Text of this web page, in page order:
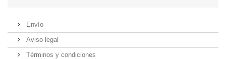
Envío
Aviso legal
Términos y condiciones